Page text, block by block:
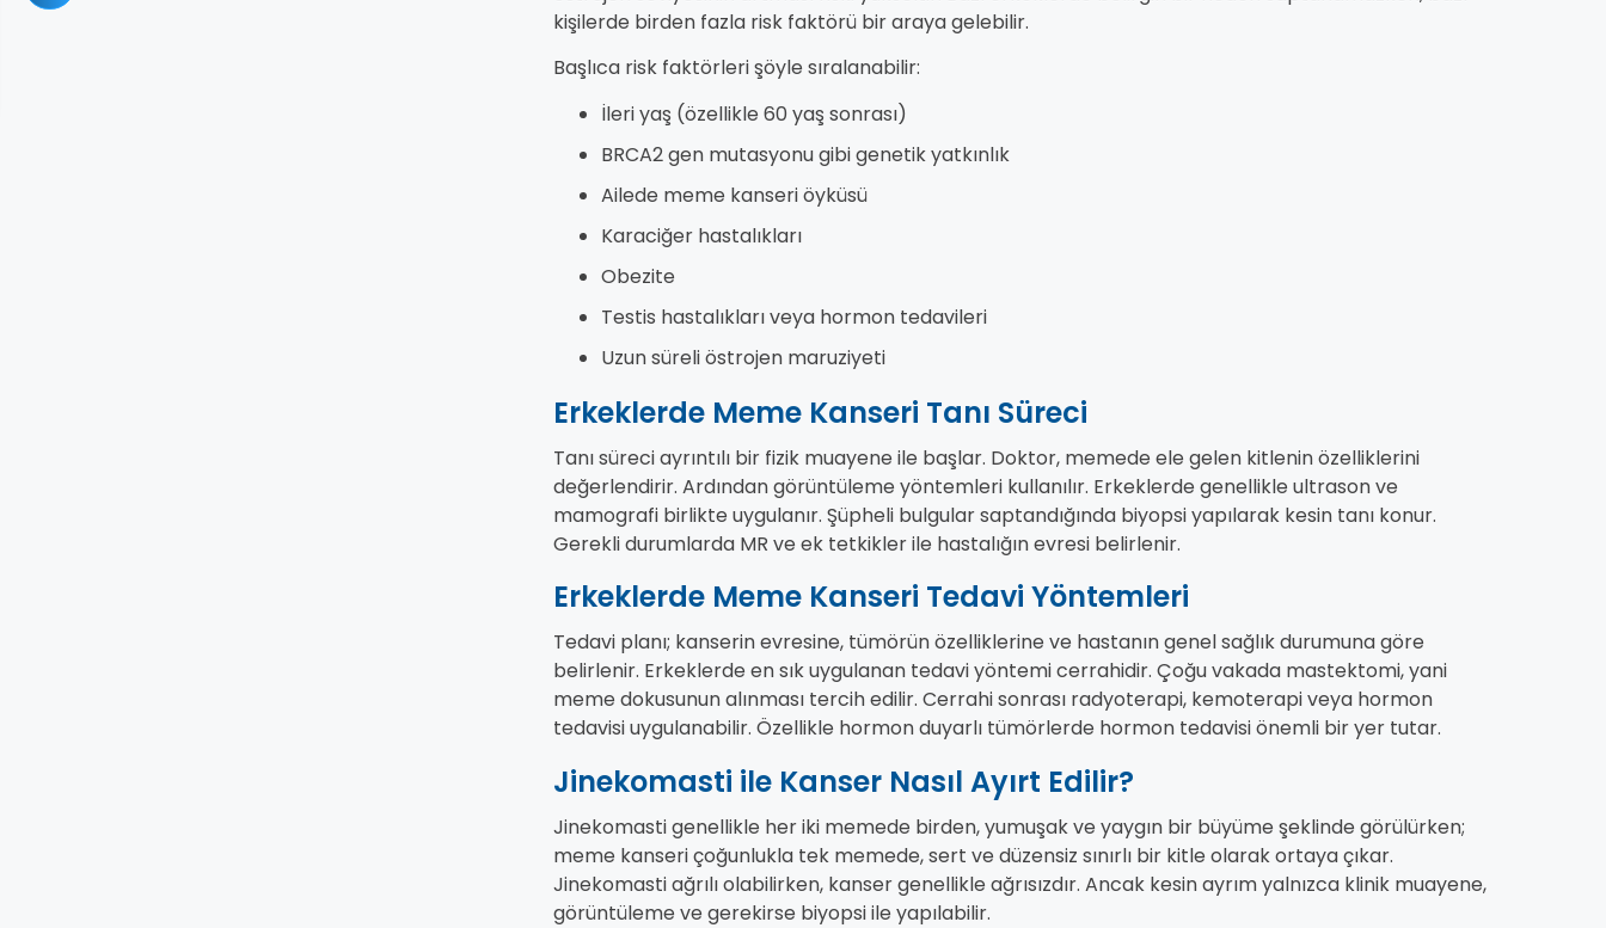
kişilerde birden fazla risk faktörü bir araya gelebilir.
Başlıca risk faktörleri şöyle sıralanabilir:
İleri yaş (özellikle 60 yaş sonrası)
BRCA2 gen mutasyonu gibi genetik yatkınlık
Ailede meme kanseri öyküsü
Karaciğer hastalıkları
Obezite
Testis hastalıkları veya hormon tedavileri
Uzun süreli östrojen maruziyeti
Erkeklerde Meme Kanseri Tanı Süreci
Tanı süreci ayrıntılı bir fizik muayene ile başlar. Doktor, memede ele gelen kitlenin özelliklerini
değerlendirir. Ardından görüntüleme yöntemleri kullanılır. Erkeklerde genellikle ultrason ve
mamografi birlikte uygulanır. Şüpheli bulgular saptandığında biyopsi yapılarak kesin tanı konur.
Gerekli durumlarda MR ve ek tetkikler ile hastalığın evresi belirlenir.
Erkeklerde Meme Kanseri Tedavi Yöntemleri
Tedavi planı; kanserin evresine, tümörün özelliklerine ve hastanın genel sağlık durumuna göre
belirlenir. Erkeklerde en sık uygulanan tedavi yöntemi cerrahidir. Çoğu vakada mastektomi, yani
meme dokusunun alınması tercih edilir. Cerrahi sonrası radyoterapi, kemoterapi veya hormon
tedavisi uygulanabilir. Özellikle hormon duyarlı tümörlerde hormon tedavisi önemli bir yer tutar.
Jinekomasti ile Kanser Nasıl Ayırt Edilir?
Jinekomasti genellikle her iki memede birden, yumuşak ve yaygın bir büyüme şeklinde görülürken;
meme kanseri çoğunlukla tek memede, sert ve düzensiz sınırlı bir kitle olarak ortaya çıkar.
Jinekomasti ağrılı olabilirken, kanser genellikle ağrısızdır. Ancak kesin ayrım yalnızca klinik muayene,
görüntüleme ve gerekirse biyopsi ile yapılabilir.